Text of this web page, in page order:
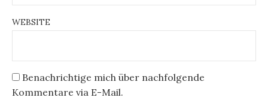
WEBSITE
Benachrichtige mich über nachfolgende
Kommentare via E-Mail.